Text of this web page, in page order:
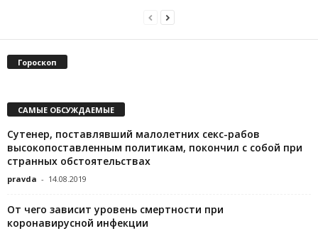
Гороскоп
САМЫЕ ОБСУЖДАЕМЫЕ
Сутенер, поставлявший малолетних секс-рабов
высокопоставленным политикам, покончил с собой при
странных обстоятельствах
pravda - 14.08.2019
От чего зависит уровень смертности при
коронавирусной инфекции